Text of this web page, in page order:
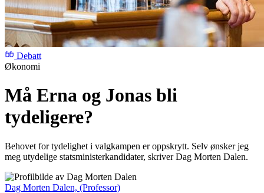
Debatt
Økonomi
Må Erna og Jonas bli
tydeligere?
Behovet for tydelighet i valgkampen er oppskrytt. Selv ønsker jeg
meg utydelige statsministerkandidater, skriver Dag Morten Dalen.
Dag Morten Dalen, (Professor)